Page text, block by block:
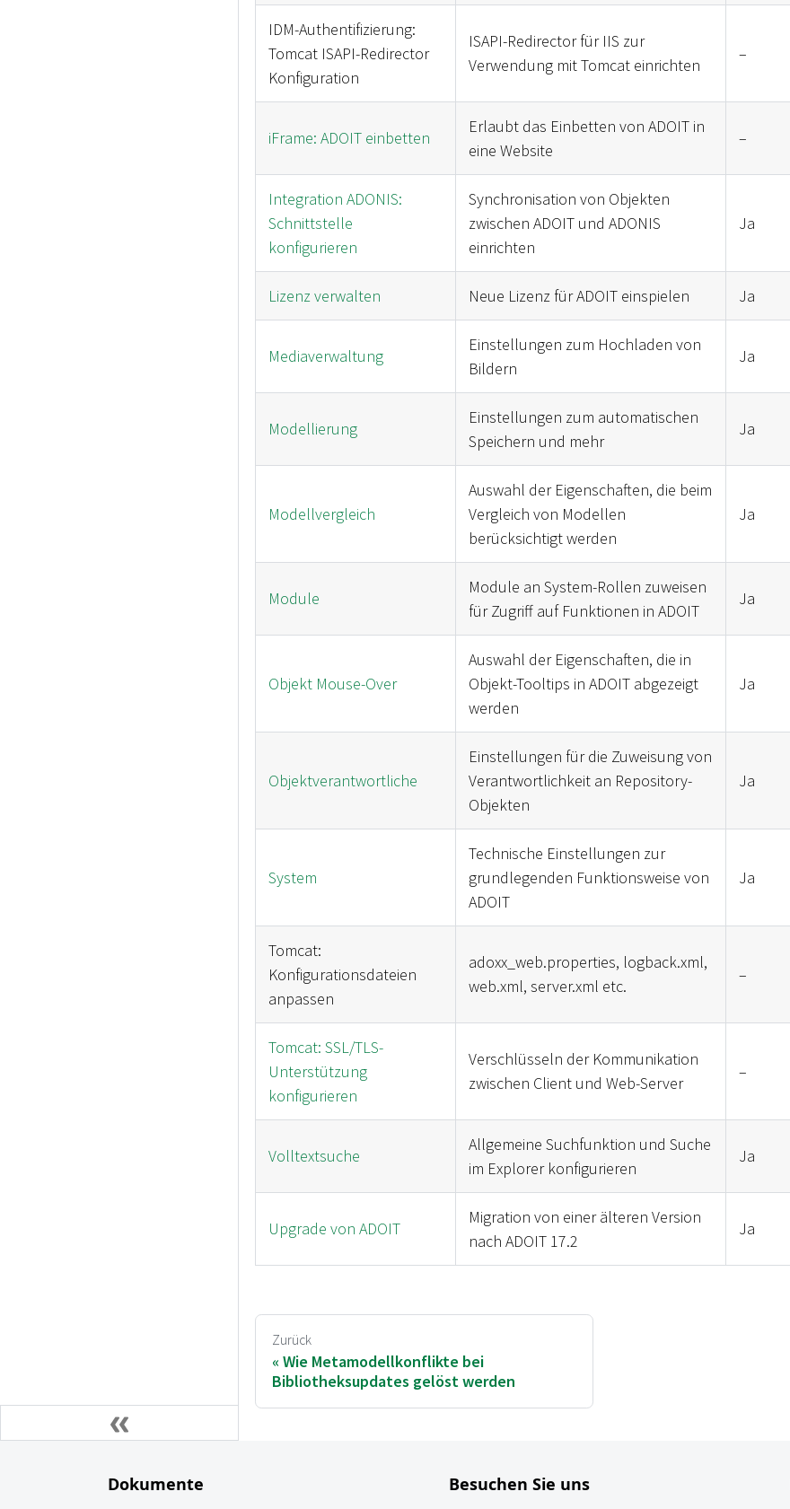
IDM-Authentifizierung:
Tomcat ISAPI-Redirector
Konfiguration
ISAPI-Redirector für IIS zur
Verwendung mit Tomcat einrichten
–
iFrame: ADOIT einbetten
Erlaubt das Einbetten von ADOIT in
eine Website
–
Integration ADONIS:
Schnittstelle
konfigurieren
Synchronisation von Objekten
zwischen ADOIT und ADONIS
einrichten
Ja
Lizenz verwalten Neue Lizenz für ADOIT einspielen Ja
Mediaverwaltung
Einstellungen zum Hochladen von
Bildern
Ja
Modellierung
Einstellungen zum automatischen
Speichern und mehr
Ja
Modellvergleich
Auswahl der Eigenschaften, die beim
Vergleich von Modellen
berücksichtigt werden
Ja
Module
Module an System-Rollen zuweisen
für Zugriff auf Funktionen in ADOIT
Ja
Objekt Mouse-Over
Auswahl der Eigenschaften, die in
Objekt-Tooltips in ADOIT abgezeigt
werden
Ja
Objektverantwortliche
Einstellungen für die Zuweisung von
Verantwortlichkeit an Repository-
Objekten
Ja
System
Technische Einstellungen zur
grundlegenden Funktionsweise von
ADOIT
Ja
Tomcat:
Konfigurationsdateien
anpassen
adoxx_web.properties, logback.xml,
web.xml, server.xml etc.
–
Tomcat: SSL/TLS-
Unterstützung
konfigurieren
Verschlüsseln der Kommunikation
zwischen Client und Web-Server
–
Volltextsuche
Allgemeine Suchfunktion und Suche
im Explorer konfigurieren
Ja
Upgrade von ADOIT
Migration von einer älteren Version
nach ADOIT 17.2
Ja
Zurück
Wie Metamodellkonflikte bei
Bibliotheksupdates gelöst werden
Dokumente Besuchen Sie uns